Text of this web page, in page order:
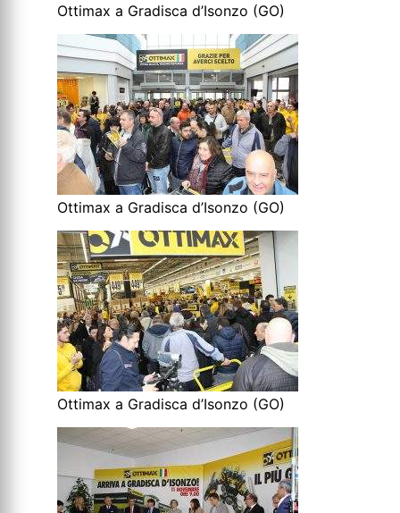
Ottimax a Gradisca d’Isonzo (GO)
Ottimax a Gradisca d’Isonzo (GO)
Ottimax a Gradisca d’Isonzo (GO)